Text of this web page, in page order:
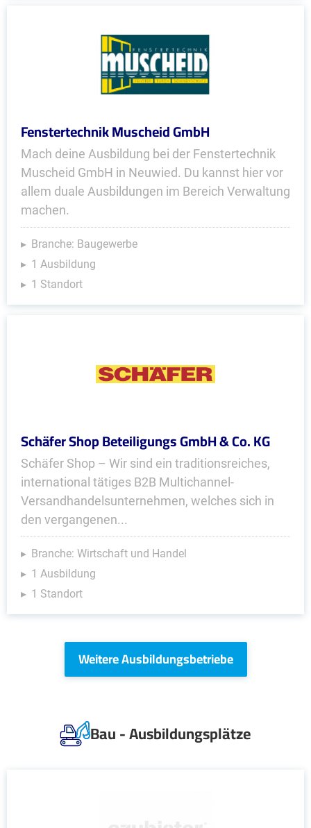
Fenstertechnik Muscheid GmbH
Mach deine Ausbildung bei der Fenstertechnik
Muscheid GmbH in Neuwied. Du kannst hier vor
allem duale Ausbildungen im Bereich Verwaltung
machen.
Branche: Baugewerbe
1 Ausbildung
1 Standort
Schäfer Shop Beteiligungs GmbH & Co. KG
Schäfer Shop – Wir sind ein traditionsreiches,
international tätiges B2B Multichannel-
Versandhandelsunternehmen, welches sich in
den vergangenen...
Branche: Wirtschaft und Handel
1 Ausbildung
1 Standort
Weitere Ausbildungsbetriebe
Bau - Ausbildungsplätze